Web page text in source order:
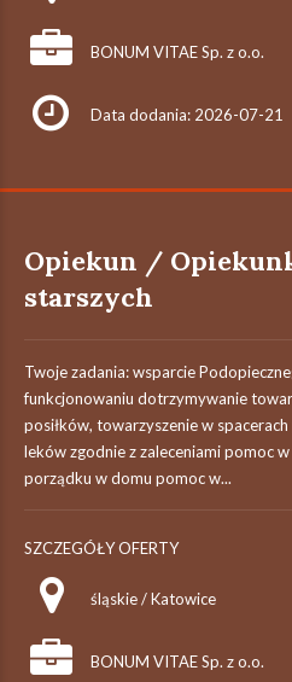
BONUM VITAE Sp. z o.o.
Data dodania: 2026-07-21
Opiekun /
starszych
Twoje zadania: wsparcie
funkcjonowaniu dotrzymywanie
posiłków, towarzyszenie w
leków zgodnie z zaleceniami pomoc
porządku w domu pomoc w...
SZCZEGÓŁY OFERTY
śląskie / Katowice
BONUM VITAE Sp. z o.o.